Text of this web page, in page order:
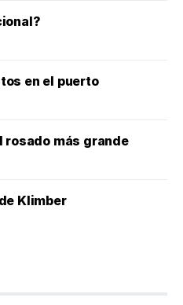
en el puerto
rosado más grande
Klimber